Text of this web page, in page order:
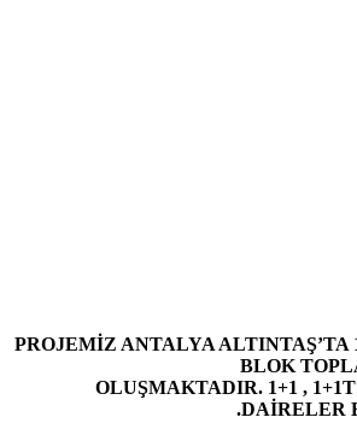
PROJEMİZ ANTALYA ALTINTAŞ’TA
BLOK
OLUŞMAKTADIR. 1+1 , 1+1T
DAİRELER